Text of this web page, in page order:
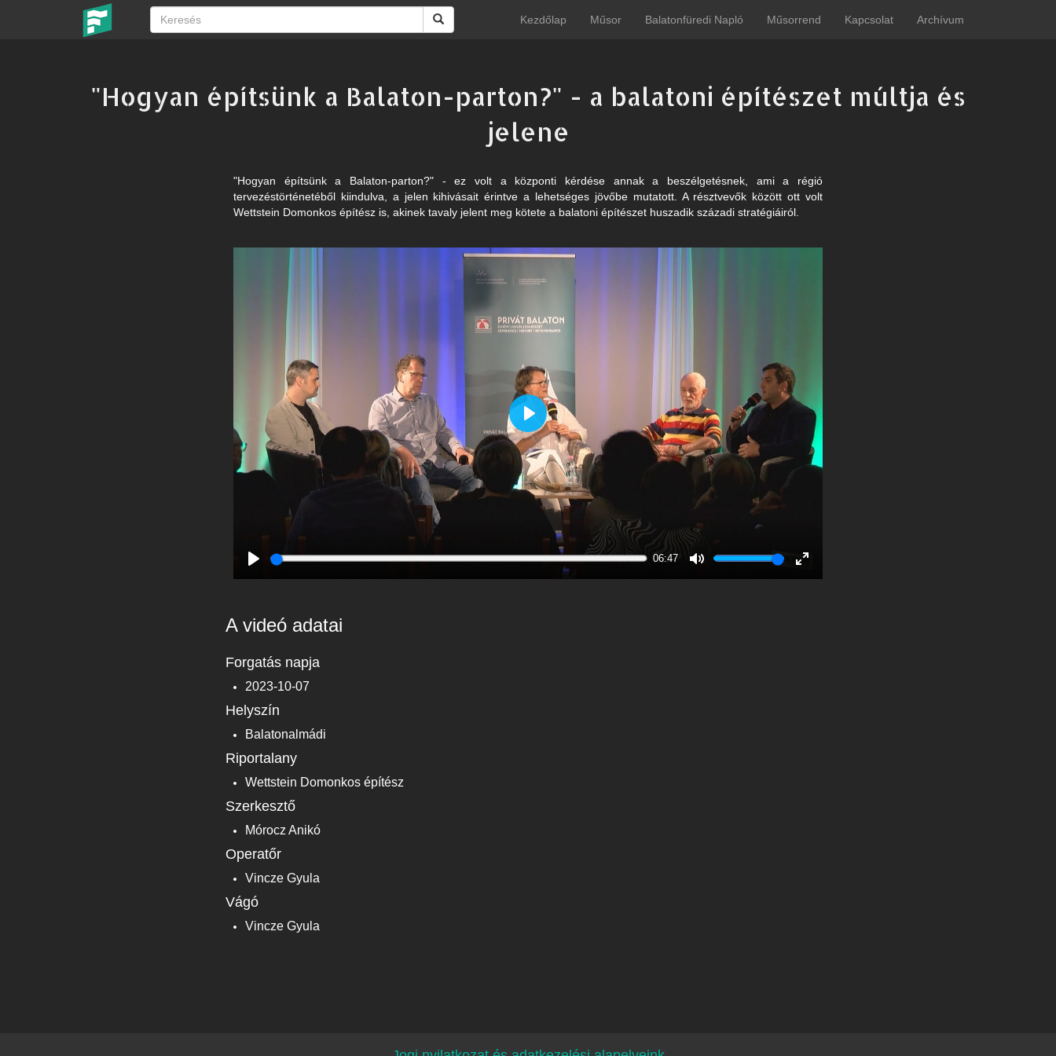
Kezdőlap Műsor Balatonfüredi Napló Műsorrend Kapcsolat Archívum
"Hogyan építsünk a Balaton-parton?" - a balatoni építészet múltja és
jelene
"Hogyan építsünk a Balaton-parton?" - ez volt a központi kérdése annak a beszélgetésnek, ami a régió
tervezéstörténetéből kiindulva, a jelen kihivásait érintve a lehetséges jövőbe mutatott. A résztvevők között ott volt
Wettstein Domonkos építész is, akinek tavaly jelent meg kötete a balatoni építészet huszadik századi stratégiáiról.
06:47
Play
A videó adatai
Forgatás napja
2023-10-07
Helyszín
Balatonalmádi
Riportalany
Wettstein Domonkos építész
Szerkesztő
Mórocz Anikó
Operatőr
Vincze Gyula
Vágó
Vincze Gyula